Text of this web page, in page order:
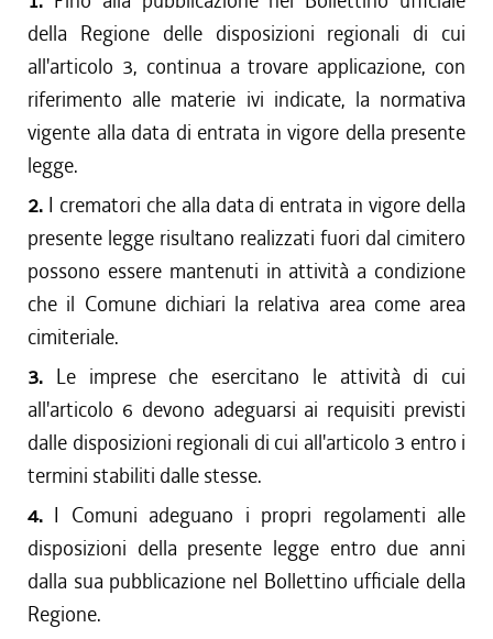
della Regione delle disposizioni regionali di cui
all'articolo 3, continua a trovare applicazione, con
riferimento alle materie ivi indicate, la normativa
vigente alla data di entrata in vigore della presente
legge.
2. I crematori che alla data di entrata in vigore della
presente legge risultano realizzati fuori dal cimitero
possono essere mantenuti in attività a condizione
che il Comune dichiari la relativa area come area
cimiteriale.
3. Le imprese che esercitano le attività di cui
all'articolo 6 devono adeguarsi ai requisiti previsti
dalle disposizioni regionali di cui all'articolo 3 entro i
termini stabiliti dalle stesse.
4. I Comuni adeguano i propri regolamenti alle
disposizioni della presente legge entro due anni
dalla sua pubblicazione nel Bollettino ufficiale della
Regione.